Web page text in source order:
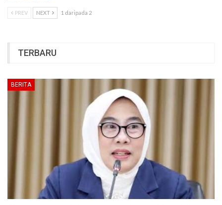
PREV NEXT 1 daripada 2
TERBARU
BERITA